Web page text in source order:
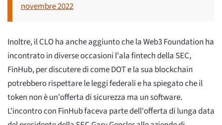
novembre 2022
Inoltre, il CLO ha anche aggiunto che la Web3 Foundation ha
incontrato in diverse occasioni l'ala fintech della SEC,
FinHub, per discutere di come DOT e la sua blockchain
potrebbero rispettare le leggi federali e ha spiegato che il
token non è un'offerta di sicurezza ma un software.
L'incontro con FinHub faceva parte dell'offerta di lunga data